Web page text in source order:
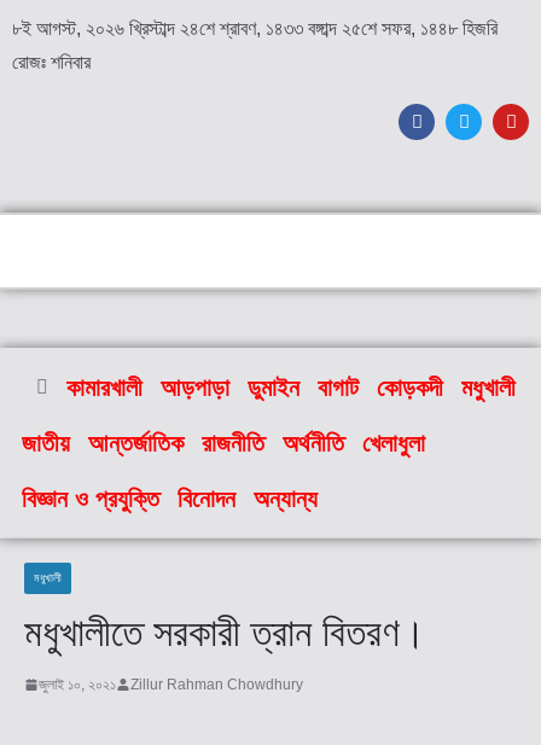
৮ই আগস্ট, ২০২৬ খ্রিস্টাব্দ ২৪শে শ্রাবণ, ১৪৩৩ বঙ্গাব্দ ২৫শে সফর, ১৪৪৮ হিজরি
রোজঃ শনিবার
কামারখালী আড়পাড়া ডুমাইন বাগাট কোড়কদী মধুখালী
জাতীয় আন্তর্জাতিক রাজনীতি অর্থনীতি খেলাধুলা
বিজ্ঞান ও প্রযুক্তি বিনোদন অন্যান্য
মধুখালী
মধুখালীতে সরকারী ত্রান বিতরণ।
জুলাই ১০, ২০২১ Zillur Rahman Chowdhury